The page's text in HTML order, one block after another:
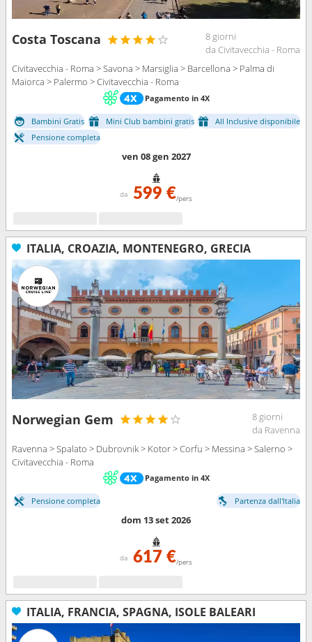
Costa Toscana
8 giorni
da Civitavecchia - Roma
Civitavecchia - Roma > Savona > Marsiglia > Barcellona > Palma di
Maiorca > Palermo > Civitavecchia - Roma
Pagamento in 4X
Bambini Gratis Mini Club bambini gratis
All Inclusive disponibile
Pensione completa
ven 08 gen 2027
da 599 €/pers
ITALIA, CROAZIA, MONTENEGRO, GRECIA
Norwegian Gem
8 giorni
da Ravenna
Ravenna > Spalato > Dubrovnik > Kotor > Corfu > Messina > Salerno >
Civitavecchia - Roma
Pagamento in 4X
Pensione completa Partenza dall'Italia
dom 13 set 2026
da 617 €/pers
ITALIA, FRANCIA, SPAGNA, ISOLE BALEARI